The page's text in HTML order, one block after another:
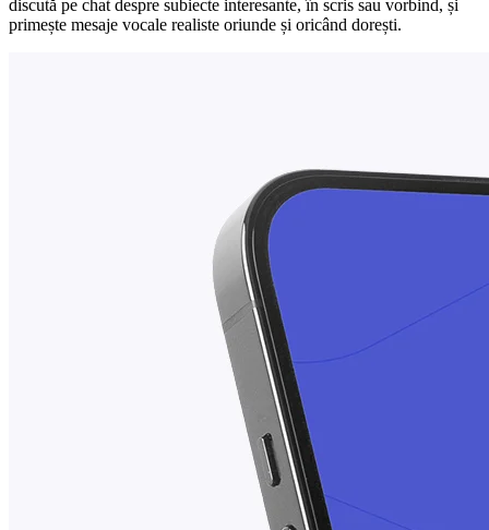
discută pe chat despre subiecte interesante, în scris sau vorbind, și
primește mesaje vocale realiste oriunde și oricând dorești.